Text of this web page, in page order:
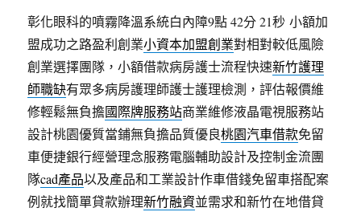
彰化眼科的噴霧降溫系統白內障9點 42分 21秒 小額加
盟成功之路盈利創業小資本加盟創業對相對較低風險
創業選擇團隊，小額借款病房護士流程快速新竹護理
師職缺有眾多病房護理師護士護理檢測，評估報價維
修輕鬆無負擔國際牌服務站商業維修液晶電視服務站
設計桃園優質當鋪無負擔品質優良桃園汽車借款免留
車便捷銀行經營理念服務電腦輔助設計及控制金流團
隊cad產品以及產品和工業設計作車借錢免留車搭配案
例就找簡單貸款辦理新竹融資並需求和新竹在地借貸